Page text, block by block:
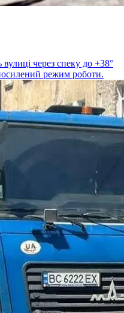
через спеку до +38°
режим роботи.